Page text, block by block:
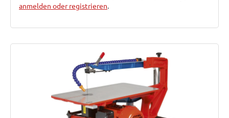
anmelden oder registrieren.